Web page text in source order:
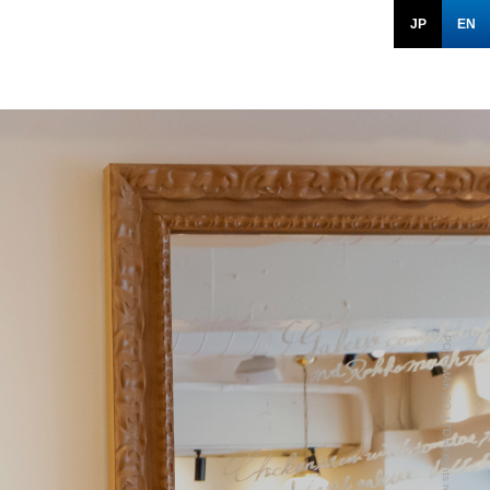
JP EN
POTOMAK CO.,LTD All rights reserved.